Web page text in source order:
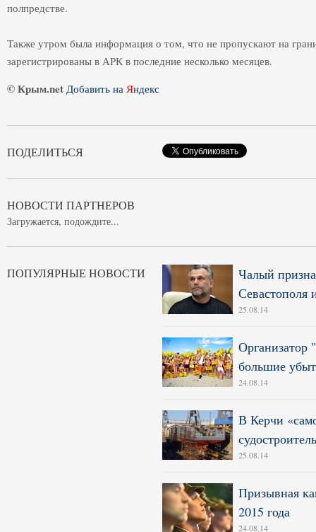
полпредстве.
Также утром была информация о том, что не пропускают на
зарегистрированы в АРК в последние несколько месяцев.
© Крым.net Добавить на Яндекс
ПОДЕЛИТЬСЯ
НОВОСТИ ПАРТНЕРОВ
Загружается, подождите...
ПОПУЛЯРНЫЕ НОВОСТИ
Чалый
Севастополя
25.08.14
Организатор
большие
24.08.14
В Керчи
25.08.14
Призывная
2015 года
24.08.14